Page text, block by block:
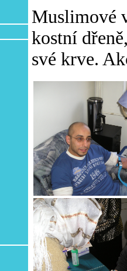
Muslimové
kostní
své krve.